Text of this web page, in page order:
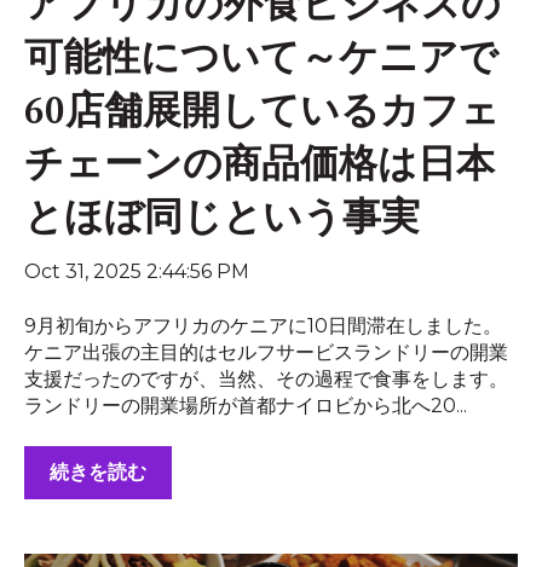
可能性について～ケニアで
60店舗展開しているカフェ
チェーンの商品価格は日本
とほぼ同じという事実
Oct 31, 2025 2:44:56 PM
9月初旬からアフリカのケニアに10日間滞在しました。
ケニア出張の主目的はセルフサービスランドリーの開業
支援だったのですが、当然、その過程で食事をします。
ランドリーの開業場所が首都ナイロビから北へ20...
続きを読む